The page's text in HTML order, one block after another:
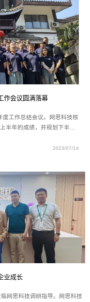
作会议圆满落幕
工作总结会议。网思科技核
半年的成绩，并规划下半年
、各版块取得的成果给予了
2023/07/14
业成长
网思科技调研指导。网思科技